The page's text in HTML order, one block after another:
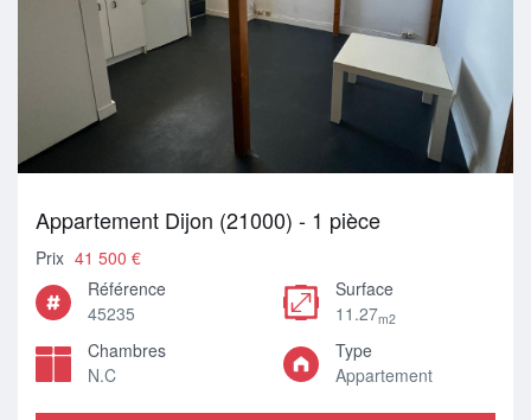
Appartement Dijon (21000) - 1 pièce
Prix 41 500 €
Référence
45235
Surface
11.27m2
Chambres
N.C
Type
Appartement